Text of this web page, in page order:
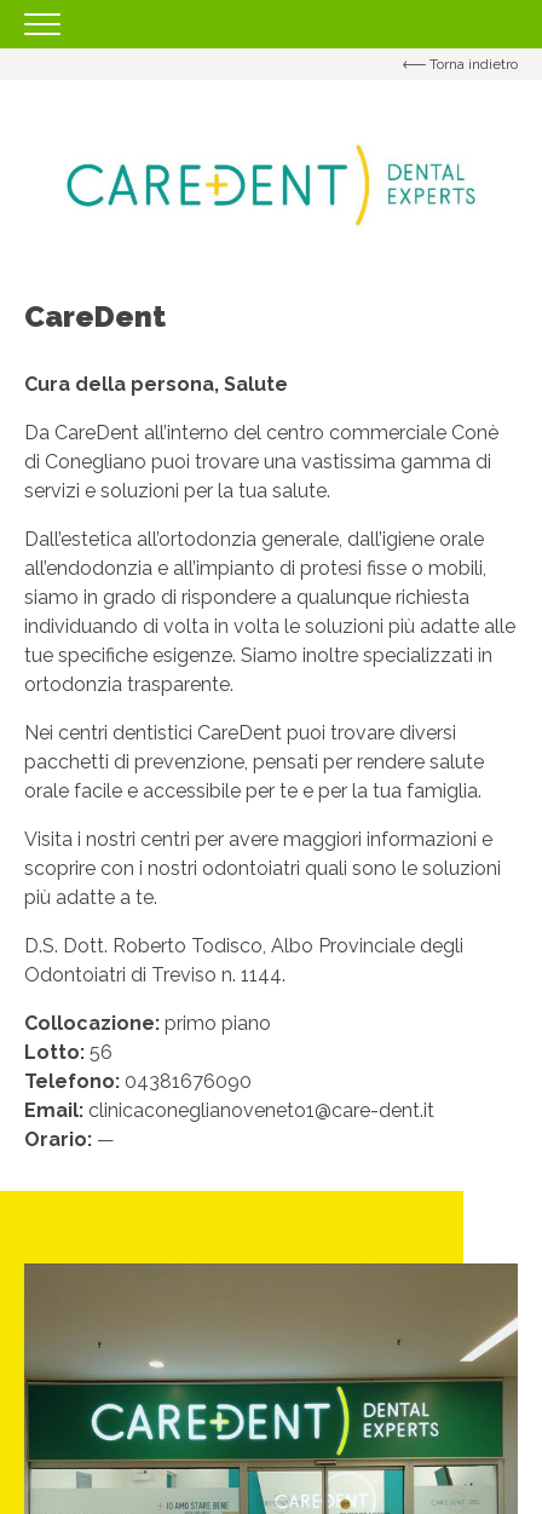
ORARI
NEGOZI
SERVIZI
IL TUO BUSINESS AL CENTRO
CONTATTI
Torna indietro
CareDent
Cura della persona, Salute
Da CareDent all’interno del centro commerciale Conè
di Conegliano puoi trovare una vastissima gamma di
servizi e soluzioni per la tua salute.
Dall’estetica all’ortodonzia generale, dall’igiene orale
all’endodonzia e all’impianto di protesi fisse o mobili,
siamo in grado di rispondere a qualunque richiesta
individuando di volta in volta le soluzioni più adatte alle
tue specifiche esigenze. Siamo inoltre specializzati in
ortodonzia trasparente.
Nei centri dentistici CareDent puoi trovare diversi
pacchetti di prevenzione, pensati per rendere salute
orale facile e accessibile per te e per la tua famiglia.
Visita i nostri centri per avere maggiori informazioni e
scoprire con i nostri odontoiatri quali sono le soluzioni
più adatte a te.
D.S. Dott. Roberto Todisco, Albo Provinciale degli
Odontoiatri di Treviso n. 1144.
Collocazione: primo piano
Lotto: 56
Telefono: 04381676090
Email: clinicaconeglianoveneto1@care-dent.it
Orario: —